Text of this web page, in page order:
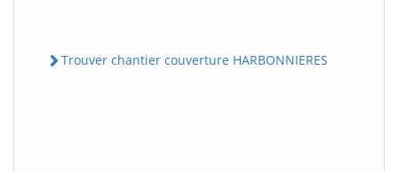
Trouver chantier couverture HARBONNIERES